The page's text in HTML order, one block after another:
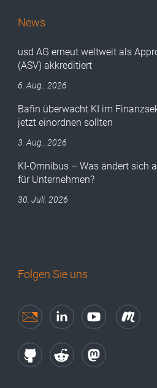
News
usd AG erneut weltweit als
(ASV) akkreditiert
6. Aug.. 2026
Bafin überwacht KI im
jetzt einordnen sollten
3. Aug.. 2026
KI-Omnibus – Was ändert sich
für Unternehmen?
30. Juli. 2026
Folgen Sie uns